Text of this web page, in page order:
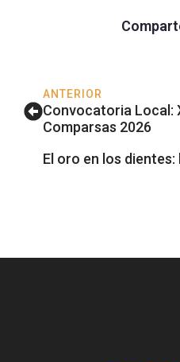
ANTERIOR
Convocatoria Local:
Comparsas 2026
El oro en los